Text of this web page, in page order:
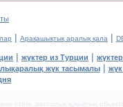
| Арақашықтық аралық қала |
| жүктер из Турции |
жүк тасымалы|
стилі, авторлық құқықтың